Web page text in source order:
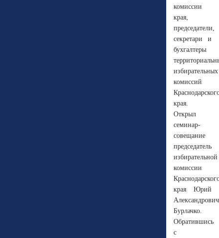
комиссии
края,
председатели,
секретари и
бухгалтеры
избирательных
комиссий
края.
Открыл
семинар-
совещание
председатель
избирательной
комиссии
края Юрий
Александрович
Бурлачко.
Обратившись
с